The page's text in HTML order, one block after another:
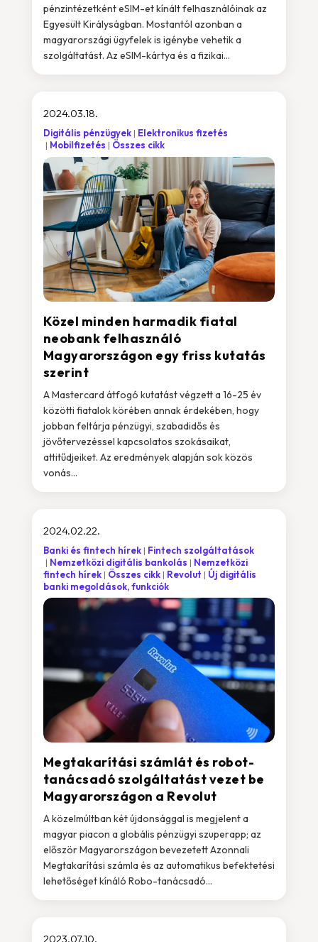
pénzintézetként eSIM-et kínált felhasználóinak az
Egyesült Királyságban. Mostantól azonban a
magyarországi ügyfelek is igénybe vehetik a
szolgáltatást. Az eSIM-kártya és a fizikai...
Közel minden harmadik fiatal
neobank felhasználó
Magyarországon egy friss kutatás
szerint
2024.03.18.
Digitális pénzügyek
Elektronikus fizetés
Mobilfizetés
Összes cikk
A Mastercard átfogó kutatást végzett a 16-25 év
közötti fiatalok körében annak érdekében, hogy
jobban feltárja pénzügyi, szabadidős és
jövőtervezéssel kapcsolatos szokásaikat,
attitűdjeiket. Az eredmények alapján sok közös
vonás...
Megtakarítási számlát és robot-
tanácsadó szolgáltatást vezet be
Magyarországon a Revolut
2024.02.22.
Banki és fintech hírek
Fintech szolgáltatások
Nemzetközi digitális bankolás
Nemzetközi
fintech hírek
Összes cikk Revolut
Új digitális
banki megoldások, funkciók
A közelmúltban két újdonsággal is megjelent a
magyar piacon a globális pénzügyi szuperapp; az
először Magyarországon bevezetett Azonnali
Megtakarítási számla és az automatikus befektetési
lehetőséget kínáló Robo-tanácsadó...
2023.07.10.